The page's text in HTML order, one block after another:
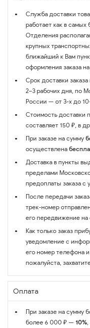
Служба доставки
работает как в самых
Отделения
крупных
ближайший к Вам
оформления заказа
Срок доставки
2–3 рабочих дня, по
России — от 3-х до
Стоимость доставки
составляет 150 ₽, в
При заказе на сумму
осуществлена
Доставка в пункты
пределами
предоплаты заказа с
После передачи
трек-номер
его передвижение
Как только заказ
уведомление с
его номер телефона
пожалуйста,
Оплата
При заказе на сумму
более 6 000 ₽ — 10%,